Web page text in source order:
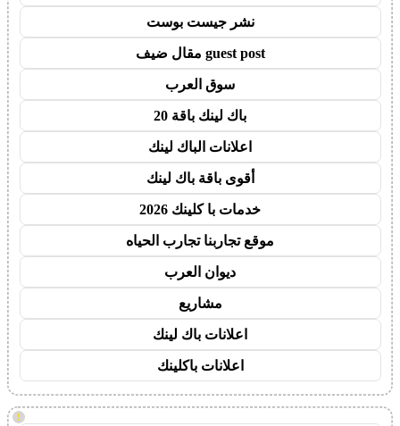
نشر جيست بوست
guest post مقال ضيف
سوق العرب
باك لينك باقة 20
اعلانات الباك لينك
أقوى باقة باك لينك
خدمات با كلينك 2026
موقع تجاربنا تجارب الحياه
ديوان العرب
مشاريع
اعلانات باك لينك
اعلانات باكلينك
!